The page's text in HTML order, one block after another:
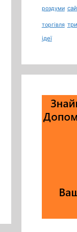
роздуми
торгівля
ідеї